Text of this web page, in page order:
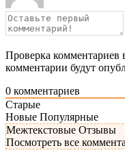
Проверка
комментарии будут
0 комментариев
Старые
Новые Популярные
Межтекстовые Отзывы
Посмотреть все